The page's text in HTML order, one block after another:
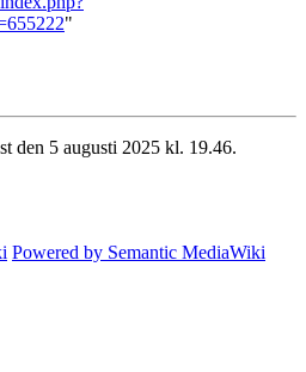
"
den 5 augusti 2025 kl. 19.46.
Powered by Semantic MediaWiki